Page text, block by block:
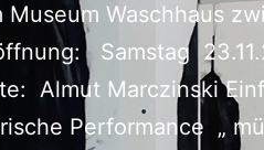
Waschhaus
Samstag
Almut Marczinski
Performance „